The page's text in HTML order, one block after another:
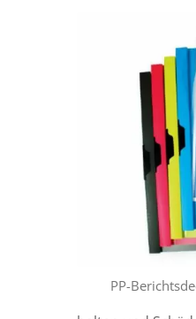
PP-
PP L-Typ